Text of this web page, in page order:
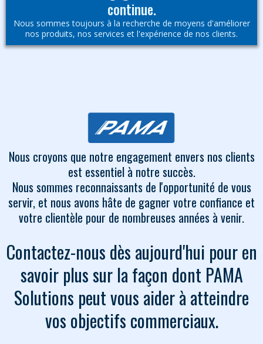
continue.
Nous sommes toujours à la recherche de moyens d'améliorer
nos produits, nos services et l'expérience de nos clients.
Nous croyons que notre engagement envers nos clients
est essentiel à notre succès.
Nous sommes reconnaissants de l'opportunité de vous
servir, et nous avons hâte de gagner votre confiance et
votre clientèle pour de nombreuses années à venir.
Contactez-nous dès aujourd'hui pour en
savoir plus sur la façon dont PAMA
Solutions peut vous aider à atteindre
vos objectifs commerciaux.